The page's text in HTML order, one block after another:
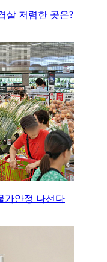
살 저렴한 곳은?
가안정 나선다